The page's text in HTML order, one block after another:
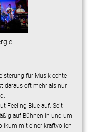
für Musik echte
daraus oft mehr als nur
Feeling Blue auf. Seit
auf Bühnen in und um
mit einer kraftvollen